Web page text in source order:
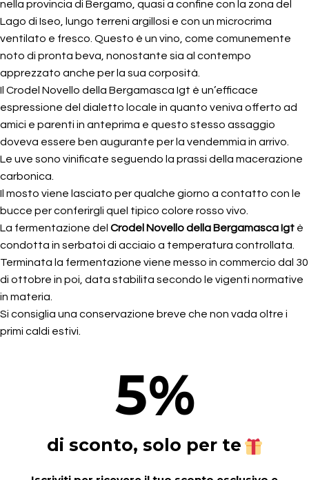
nella provincia di Bergamo, quasi a confine con la zona del
Lago di Iseo, lungo terreni argillosi e con un microcrima
ventilato e fresco. Questo è un vino, come comunemente
noto di pronta beva, nonostante sia al contempo
apprezzato anche per la sua corposità.
Il Crodel Novello della Bergamasca Igt è un’efficace
espressione del dialetto locale in quanto veniva offerto ad
amici e parenti in anteprima e questo stesso assaggio
doveva essere ben augurante per la vendemmia in arrivo.
Le uve sono vinificate seguendo la prassi della macerazione
carbonica.
Il mosto viene lasciato per qualche giorno a contatto con le
bucce per conferirgli quel tipico colore rosso vivo.
La fermentazione del Crodel Novello della Bergamasca Igt è
condotta in serbatoi di acciaio a temperatura controllata.
Terminata la fermentazione viene messo in commercio dal 30
di ottobre in poi, data stabilita secondo le vigenti normative
in materia.
Si consiglia una conservazione breve che non vada oltre i
primi caldi estivi.
5%
di sconto, solo per te